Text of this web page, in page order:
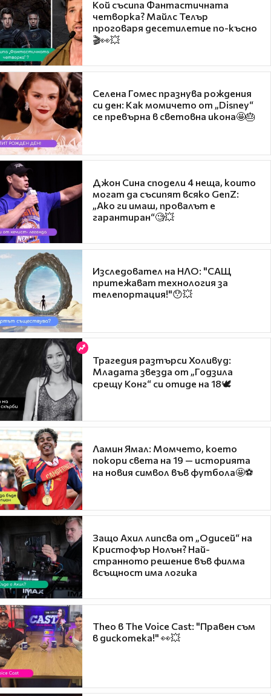
Кой съсипа Фантастичната
четворка? Майлс Телър
проговаря десетилетие по-късно
🎬👀💥
Селена Гомес празнува рождения
си ден: Как момичето от „Disney“
се превърна в световна икона🤩🎂
Джон Сина сподели 4 неща, които
могат да съсипят всяко GenZ:
„Ако ги имаш, провалът е
гарантиран“🧐💥
Изследовател на НЛО: "САЩ
притежават технология за
телепортация!"😯💥
Трагедия разтърси Холивуд:
Младата звезда от „Годзила
срещу Конг“ си отиде на 18🕊️
Ламин Ямал: Момчето, което
покори света на 19 — историята
на новия символ във футбола🤩⚽
Защо Ахил липсва от „Одисей“ на
Кристофър Нолън? Най-
странното решение във филма
всъщност има логика
Theo в The Voice Cast: "Правен съм
в дискотека!" 👀💥